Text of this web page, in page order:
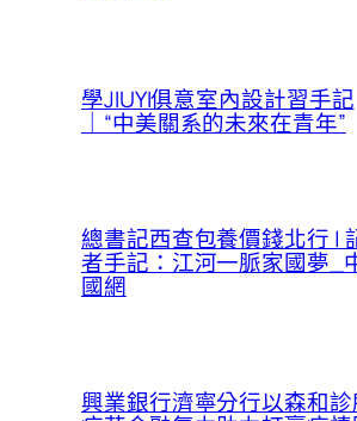
學JIUYI俱意室內設計習手記
｜“中美關系的未來在青年”
總書記西查包養價錢北行 |
者手記：江河一脈家國夢_
國網
興業銀行濟寧分行以森和診